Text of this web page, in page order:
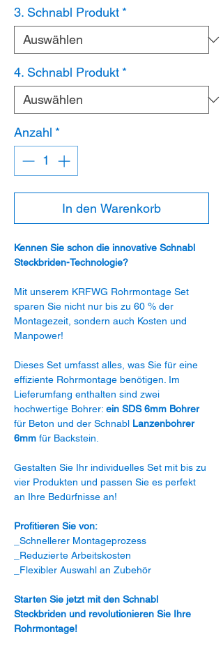
3. Schnabl Produkt *
4. Schnabl Produkt *
Anzahl *
In den Warenkorb
Kennen Sie schon die innovative Schnabl
Steckbriden-Technologie?
Mit unserem KRFWG Rohrmontage Set
sparen Sie nicht nur bis zu 60 % der
Montagezeit, sondern auch Kosten und
Manpower!
Dieses Set umfasst alles, was Sie für eine
effiziente Rohrmontage benötigen. Im
Lieferumfang enthalten sind zwei
hochwertige Bohrer: ein SDS 6mm Bohrer
für Beton und der Schnabl Lanzenbohrer
6mm für Backstein.
Gestalten Sie Ihr individuelles Set mit bis zu
vier Produkten und passen Sie es perfekt
an Ihre Bedürfnisse an!
Profitieren Sie von:
_Schnellerer Montageprozess
_Reduzierte Arbeitskosten
_Flexibler Auswahl an Zubehör
Starten Sie jetzt mit den Schnabl
Steckbriden und revolutionieren Sie Ihre
Rohrmontage!